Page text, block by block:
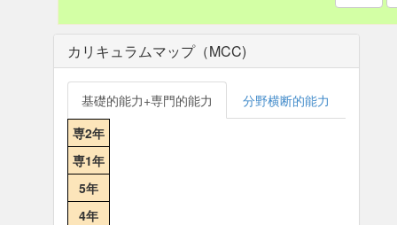
カリキュラムマップ（MCC)
基礎的能力+専門的能力
分野横断的能力
専2年
専1年
5年
4年